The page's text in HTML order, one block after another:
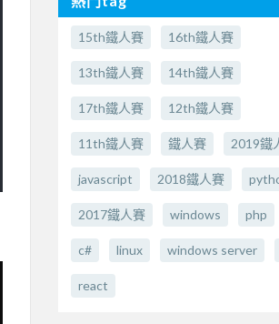
15th鐵人賽 16th鐵人賽
13th鐵人賽 14th鐵人賽
17th鐵人賽 12th鐵人賽
11th鐵人賽 鐵人賽 2019鐵
javascript 2018鐵人賽
2017鐵人賽 windows php
c# linux windows server
react